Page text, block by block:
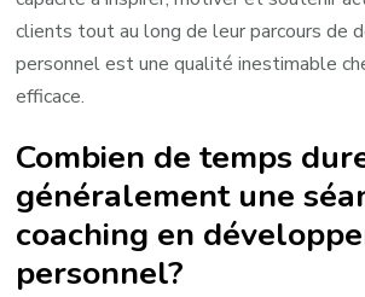
clients tout au long de leur parcours de
personnel est une qualité inestimable
efficace.
Combien de temps
généralement une
coaching en
personnel?